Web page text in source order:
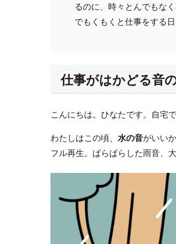
るのに、時々とんでもな
でもくもくと仕事をする日
仕事がはかどる音
こんにちは。ひなたです。自宅
わたしはこの頃、 水の音がいい
フル再生。ぱらぱらした雨音、